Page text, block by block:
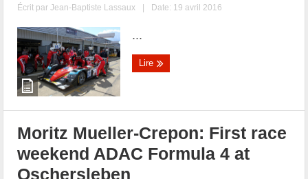
Écrit parJean-Baptiste Lassaux | Date: 19 avril 2016
...
Lire
Moritz Mueller-Crepon: First race
weekend ADAC Formula 4 at
Oschersleben